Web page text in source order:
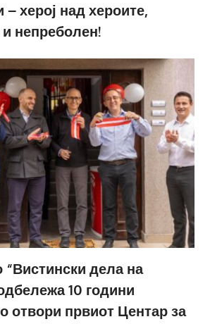
– херој над хероите,
непреболен!
дела на
10 години
отвори првиот Центар за